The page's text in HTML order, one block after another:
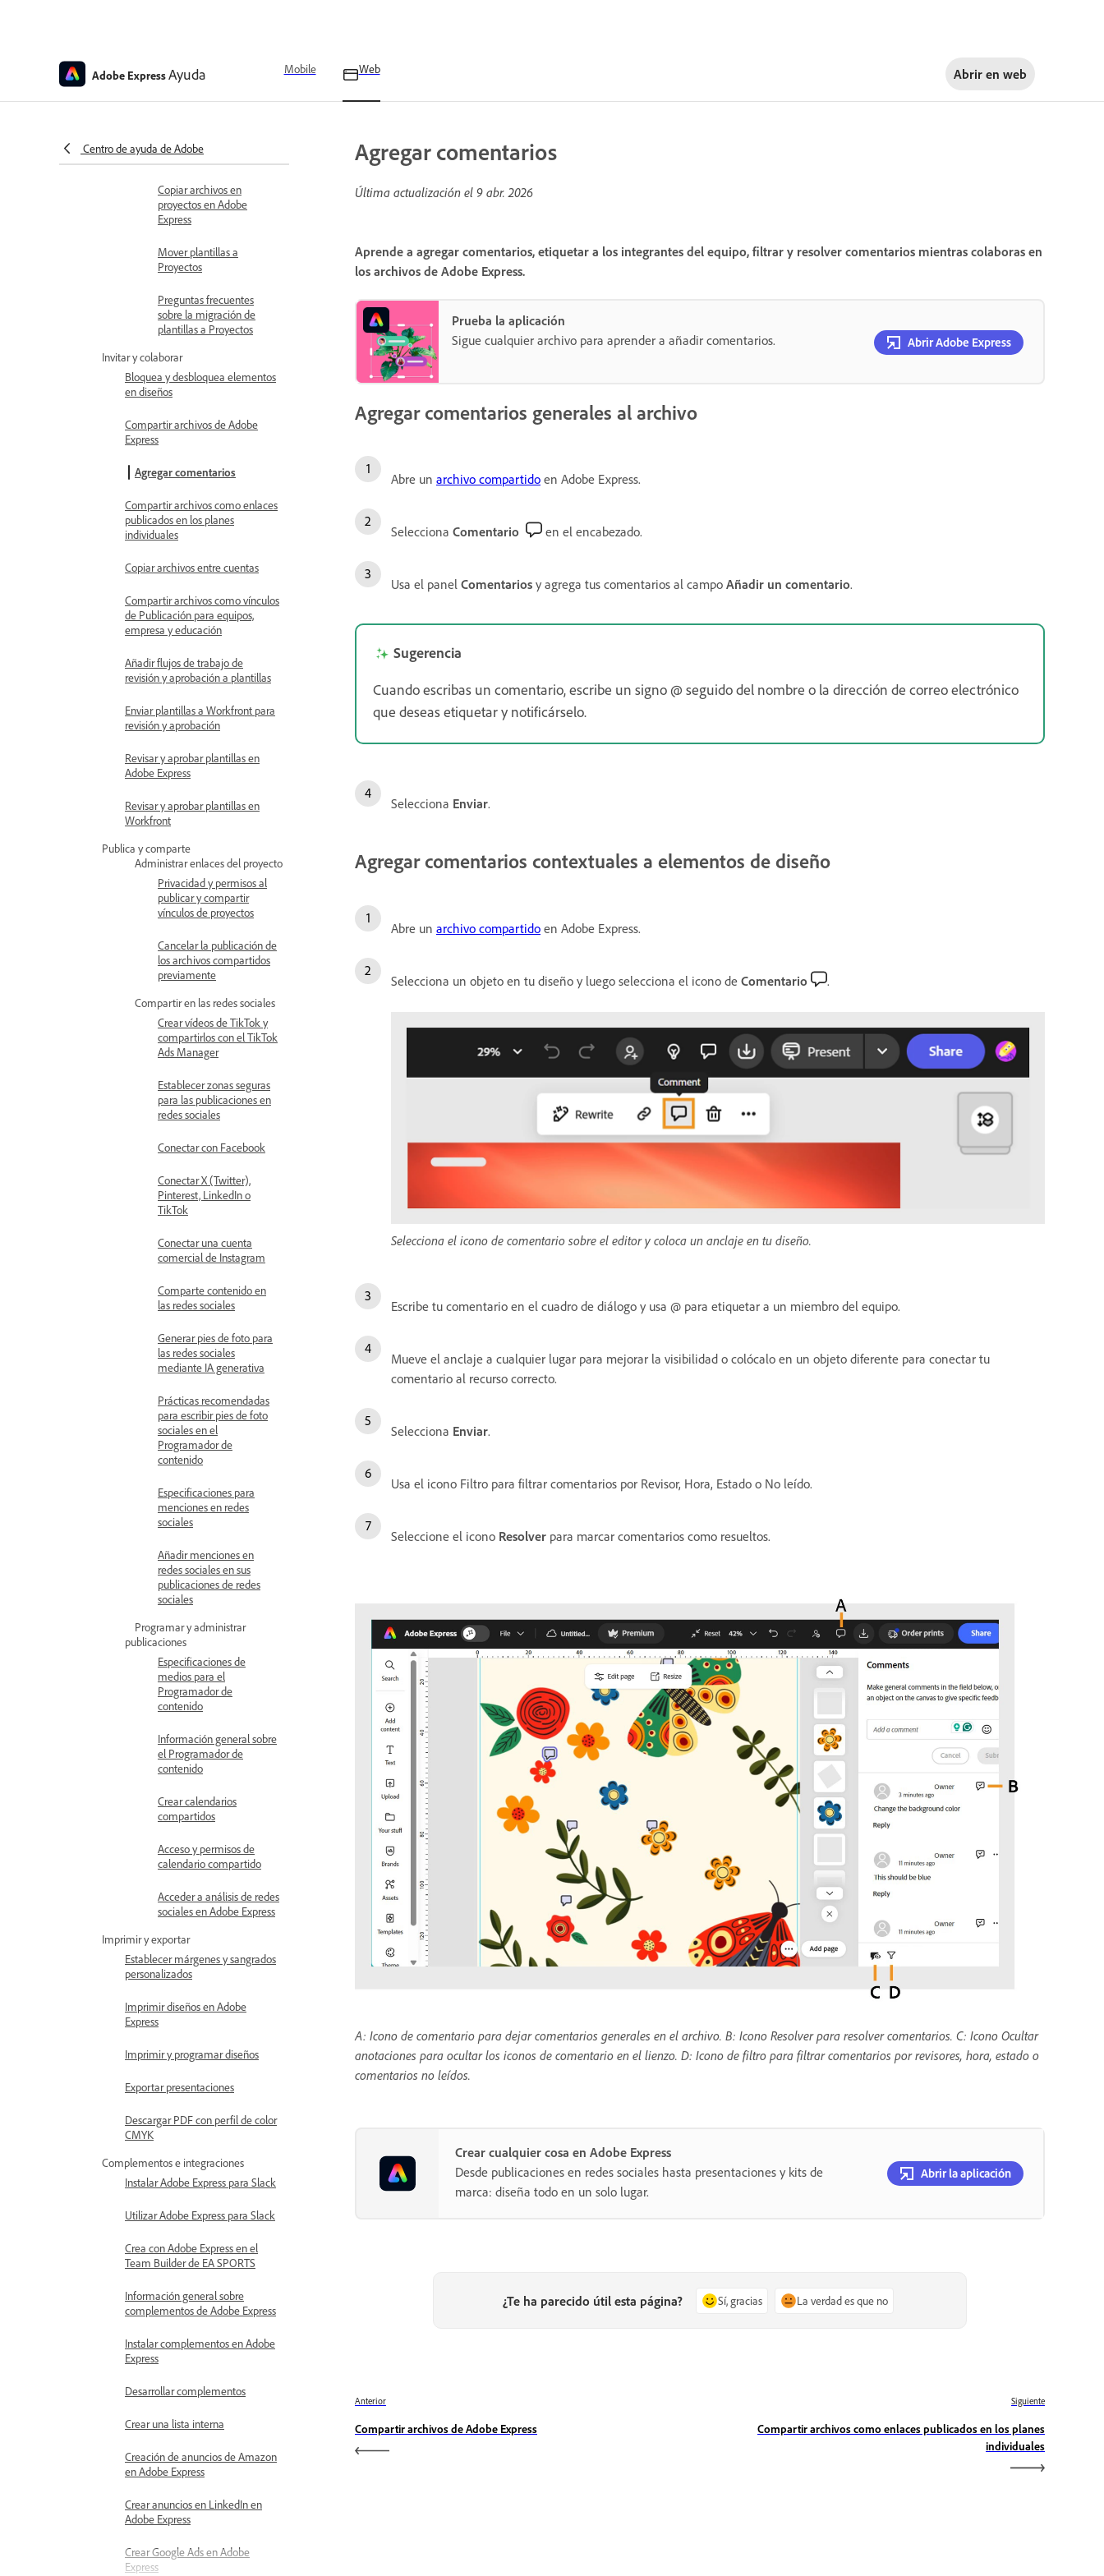
Adobe ExpressAyuda Mobile Web Abrir en web
Centro de ayuda de AdobeCompartir proyectos en
Adobe Express
Copiar archivos en
proyectos en Adobe
Express
Mover plantillas a
Proyectos
Preguntas frecuentes
sobre la migración de
plantillas a Proyectos
Invitar y colaborar
Bloquea y desbloquea elementos
en diseños
Compartir archivos de Adobe
Express
Agregar comentarios
Compartir archivos como enlaces
publicados en los planes
individuales
Copiar archivos entre cuentas
Compartir archivos como vínculos
de Publicación para equipos,
empresa y educación
Añadir flujos de trabajo de
revisión y aprobación a plantillas
Enviar plantillas a Workfront para
revisión y aprobación
Revisar y aprobar plantillas en
Adobe Express
Revisar y aprobar plantillas en
Workfront
Publica y comparte
Administrar enlaces del proyecto
Privacidad y permisos al
publicar y compartir
vínculos de proyectos
Cancelar la publicación de
los archivos compartidos
previamente
Compartir en las redes sociales
Crear vídeos de TikTok y
compartirlos con el TikTok
Ads Manager
Establecer zonas seguras
para las publicaciones en
redes sociales
Conectar con Facebook
Conectar X (Twitter),
Pinterest, LinkedIn o
TikTok
Conectar una cuenta
comercial de Instagram
Comparte contenido en
las redes sociales
Generar pies de foto para
las redes sociales
mediante IA generativa
Prácticas recomendadas
para escribir pies de foto
sociales en el
Programador de
contenido
Especificaciones para
menciones en redes
sociales
Añadir menciones en
redes sociales en sus
publicaciones de redes
sociales
Programar y administrar
publicaciones
Especificaciones de
medios para el
Programador de
contenido
Información general sobre
el Programador de
contenido
Crear calendarios
compartidos
Acceso y permisos de
calendario compartido
Acceder a análisis de redes
sociales en Adobe Express
Imprimir y exportar
Establecer márgenes y sangrados
personalizados
Imprimir diseños en Adobe
Express
Imprimir y programar diseños
Exportar presentaciones
Descargar PDF con perfil de color
CMYK
Complementos e integraciones
Instalar Adobe Express para Slack
Utilizar Adobe Express para Slack
Crea con Adobe Express en el
Team Builder de EA SPORTS
Información general sobre
complementos de Adobe Express
Instalar complementos en Adobe
Express
Desarrollar complementos
Crear una lista interna
Creación de anuncios de Amazon
en Adobe Express
Crear anuncios en LinkedIn en
Adobe Express
Crear Google Ads en Adobe
Express
Agregar comentarios
Última actualización el 9 abr. 2026
Aprende a agregar comentarios, etiquetar a los integrantes del equipo, filtrar y resolver comentarios mientras colaboras en
los archivos de Adobe Express.
Prueba la aplicación
Sigue cualquier archivo para aprender a añadir comentarios.
Abrir Adobe Express
Agregar comentarios generales al archivo
Abre un archivo compartido en Adobe Express.
Selecciona Comentario en el encabezado.
Usa el panel Comentarios y agrega tus comentarios al campo Añadir un comentario.
Sugerencia
Cuando escribas un comentario, escribe un signo @ seguido del nombre o la dirección de correo electrónico
que deseas etiquetar y notificárselo.
Selecciona Enviar.
Agregar comentarios contextuales a elementos de diseño
Abre un archivo compartido en Adobe Express.
Selecciona un objeto en tu diseño y luego selecciona el icono de Comentario .
Selecciona el icono de comentario sobre el editor y coloca un anclaje en tu diseño.
Escribe tu comentario en el cuadro de diálogo y usa @ para etiquetar a un miembro del equipo.
Mueve el anclaje a cualquier lugar para mejorar la visibilidad o colócalo en un objeto diferente para conectar tu
comentario al recurso correcto.
Selecciona Enviar.
Usa el icono Filtro para filtrar comentarios por Revisor, Hora, Estado o No leído.
Seleccione el icono Resolver para marcar comentarios como resueltos.
A: Icono de comentario para dejar comentarios generales en el archivo. B: Icono Resolver para resolver comentarios. C: Icono Ocultar
anotaciones para ocultar los iconos de comentario en el lienzo. D: Icono de filtro para filtrar comentarios por revisores, hora, estado o
comentarios no leídos.
Crear cualquier cosa en Adobe Express
Desde publicaciones en redes sociales hasta presentaciones y kits de
marca: diseña todo en un solo lugar.
Abrir la aplicación
¿Te ha parecido útil esta página? Sí, gracias La verdad es que no
Anterior
Compartir archivos de Adobe Express
Siguiente
Compartir archivos como enlaces publicados en los planes
individuales